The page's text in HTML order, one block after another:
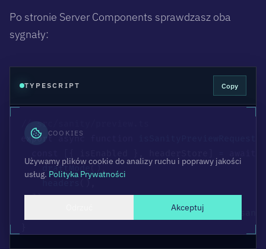
Po stronie Server Components sprawdzasz oba
sygnały:
TYPESCRIPT Copy
// src/sanity/preview.ts
export
async
draftMode
])
headerStore.get
COOKIES
Używamy plików cookie do analizy ruchu i poprawy jakości
usług. Polityka Prywatności
Akceptuj